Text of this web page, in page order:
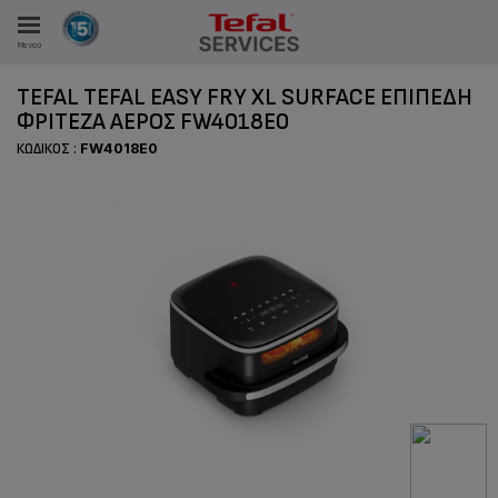
Μενού
TEFAL TEFAL EASY FRY XL SURFACE ΕΠΊΠΕΔΗ
ΦΡΙΤΈΖΑ ΑΈΡΟΣ FW4018E0
ΚΩΔΙΚΌΣ : FW4018E0